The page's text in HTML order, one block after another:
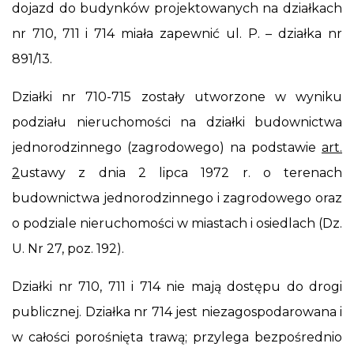
dojazd do budynków projektowanych na działkach
nr 710, 711 i 714 miała zapewnić ul. P. – działka nr
891/13.
Działki nr 710-715 zostały utworzone w wyniku
podziału nieruchomości na działki budownictwa
jednorodzinnego (zagrodowego) na podstawie art.
2ustawy z dnia 2 lipca 1972 r. o terenach
budownictwa jednorodzinnego i zagrodowego oraz
o podziale nieruchomości w miastach i osiedlach (Dz.
U. Nr 27, poz. 192).
Działki nr 710, 711 i 714 nie mają dostępu do drogi
publicznej. Działka nr 714 jest niezagospodarowana i
w całości porośnięta trawą; przylega bezpośrednio